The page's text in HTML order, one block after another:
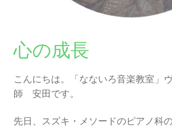
心の成長
こんにちは。「なないろ音楽教室」
師 安田です。
先日、スズキ・メソードのピアノ科